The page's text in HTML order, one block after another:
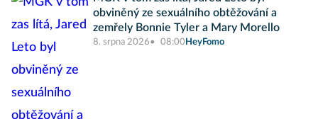
obviněný ze sexuálního obtěžování a
zemřely Bonnie Tyler a Mary Morello
8. srpna 2026 08:00 HeyFomo